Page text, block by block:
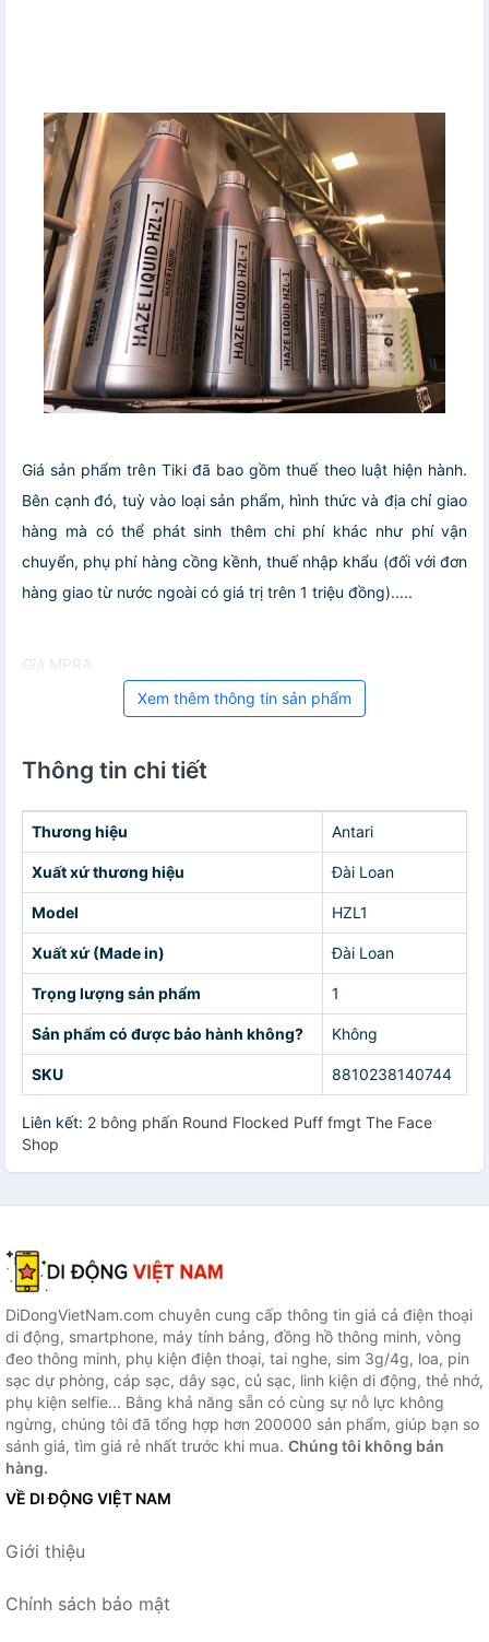
Giá sản phẩm trên Tiki đã bao gồm thuế theo luật hiện hành.
Bên cạnh đó, tuỳ vào loại sản phẩm, hình thức và địa chỉ giao
hàng mà có thể phát sinh thêm chi phí khác như phí vận
chuyển, phụ phí hàng cồng kềnh, thuế nhập khẩu (đối với đơn
hàng giao từ nước ngoài có giá trị trên 1 triệu đồng).....
Giá MPRA
Xem thêm thông tin sản phẩm
Thông tin chi tiết
Thương hiệu Antari
Xuất xứ thương hiệu Đài Loan
Model HZL1
Xuất xứ (Made in) Đài Loan
Trọng lượng sản phẩm 1
Sản phẩm có được bảo hành không? Không
SKU 8810238140744
Liên kết: 2 bông phấn Round Flocked Puff fmgt The Face
Shop
DiDongVietNam.com chuyên cung cấp thông tin giá cả điện thoại
di động, smartphone, máy tính bảng, đồng hồ thông minh, vòng
đeo thông minh, phụ kiện điện thoại, tai nghe, sim 3g/4g, loa, pin
sạc dự phòng, cáp sạc, dây sạc, củ sạc, linh kiện di động, thẻ nhớ,
phụ kiện selfie... Bằng khả năng sẵn có cùng sự nỗ lực không
ngừng, chúng tôi đã tổng hợp hơn 200000 sản phẩm, giúp bạn so
sánh giá, tìm giá rẻ nhất trước khi mua. Chúng tôi không bán
hàng.
VỀ DI ĐỘNG VIỆT NAM
Giới thiệu
Chính sách bảo mật